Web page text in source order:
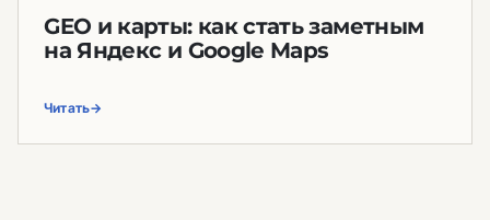
GEO и карты: как стать заметным
на Яндекс и Google Maps
Читать